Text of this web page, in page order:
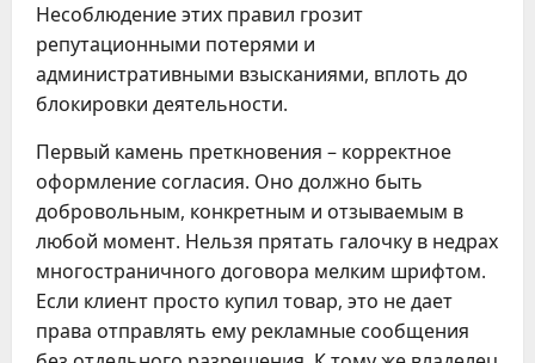
Несоблюдение этих правил грозит
репутационными потерями и
административными взысканиями, вплоть до
блокировки деятельности.
Первый камень преткновения – корректное
оформление согласия. Оно должно быть
добровольным, конкретным и отзываемым в
любой момент. Нельзя прятать галочку в недрах
многостраничного договора мелким шрифтом.
Если клиент просто купил товар, это не дает
права отправлять ему рекламные сообщения